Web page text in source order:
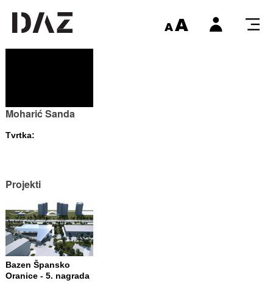
Moharić Sanda
Tvrtka:
Projekti
Bazen Špansko
Oranice - 5. nagrada